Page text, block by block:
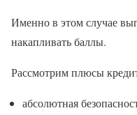
Именно в этом случае
накапливать баллы.
Рассмотрим плюсы
абсолютная